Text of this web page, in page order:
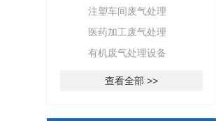
注塑车间废气处理
医药加工废气处理
有机废气处理设备
查看全部 >>